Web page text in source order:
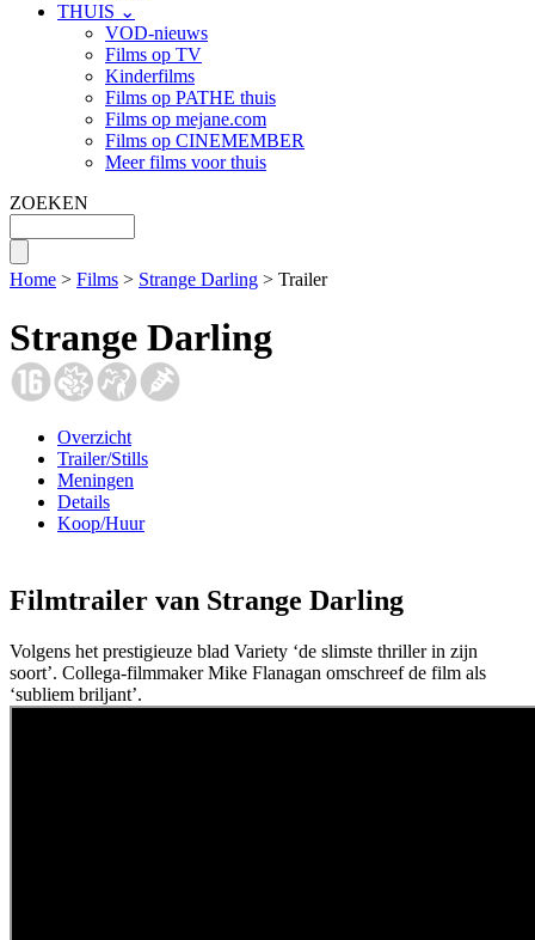
THUIS ⌄
VOD-nieuws
Films op TV
Kinderfilms
Films op PATHE thuis
Films op mejane.com
Films op CINEMEMBER
Meer films voor thuis
ZOEKEN
Home > Films > Strange Darling > Trailer
Strange Darling
Overzicht
Trailer/Stills
Meningen
Details
Koop/Huur
Filmtrailer van Strange Darling
Volgens het prestigieuze blad Variety ‘de slimste thriller in zijn
soort’. Collega-filmmaker Mike Flanagan omschreef de film als
‘subliem briljant’.